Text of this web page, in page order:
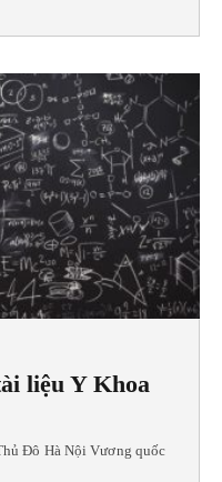
liệu Y Khoa
Đô Hà Nội Vương quốc